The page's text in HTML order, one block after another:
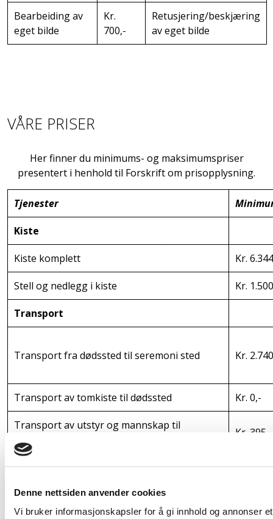
Denne nettsiden anvender cookies
Vi bruker informasjonskapsler for å gi innhold og annonser
Bearbeiding av
eget bilde
Kr.
700,-
Retusjering/beskjæring
av eget bilde
VÅRE PRISER
Her finner du minimums- og maksimumspriser
presentert i henhold til Forskrift om prisopplysning.
Tjenester
Kiste
Kiste komplett Kr.
Stell og nedlegg i kiste Kr.
Transport
Transport fra dødssted til seremoni sted Kr.
Transport av tomkiste til dødssted Kr. 0,-
Transport av utstyr og mannskap til
seremoni
Kr. 395,-
Seremoni
Assistanse i kirke/kapell